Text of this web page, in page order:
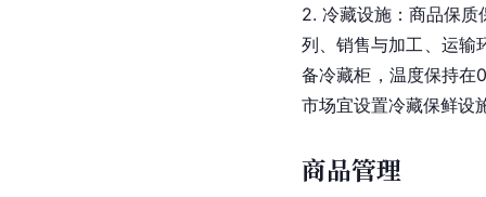
2. 冷藏设施：商品保
列、销售与加工、运输
备冷藏柜，温度保持在
市场宜设置冷藏保鲜
商品管理